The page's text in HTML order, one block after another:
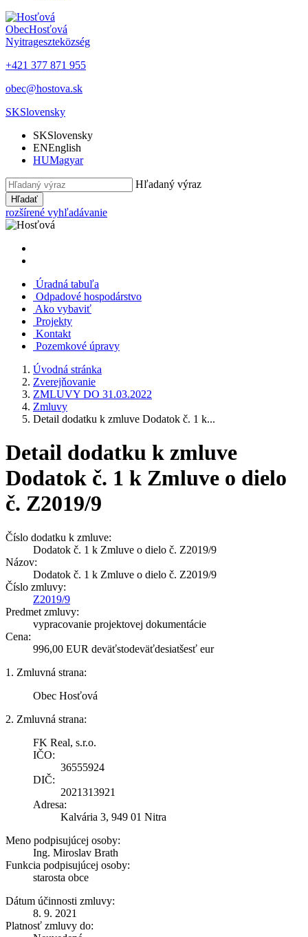
ObecHosťová
Nyitrageszteközség
+421 377 871 955
obec@hostova.sk
SKSlovensky
SKSlovensky
ENEnglish
HUMagyar
Hľadaný výraz
Hľadať
rozšírené vyhľadávanie
Úradná tabuľa
Odpadové hospodárstvo
Ako vybaviť
Projekty
Kontakt
Pozemkové úpravy
Úvodná stránka
Zverejňovanie
ZMLUVY DO 31.03.2022
Zmluvy
Detail dodatku k zmluve Dodatok č. 1 k...
Detail dodatku k zmluve
Dodatok č. 1 k Zmluve o dielo
č. Z2019/9
Číslo dodatku k zmluve:
Dodatok č. 1 k Zmluve o dielo č. Z2019/9
Názov:
Dodatok č. 1 k Zmluve o dielo č. Z2019/9
Číslo zmluvy:
Z2019/9
Predmet zmluvy:
vypracovanie projektovej dokumentácie
Cena:
996,00 EUR deväťstodeväťdesiatšesť eur
1. Zmluvná strana:
Obec Hosťová
2. Zmluvná strana:
FK Real, s.r.o.
IČO:
36555924
DIČ:
2021313921
Adresa:
Kalvária 3, 949 01 Nitra
Meno podpisujúcej osoby:
Ing. Miroslav Brath
Funkcia podpisujúcej osoby:
starosta obce
Dátum účinnosti zmluvy:
8. 9. 2021
Platnosť zmluvy do: